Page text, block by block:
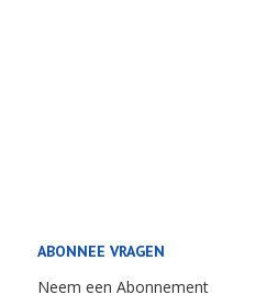
ABONNEE VRAGEN
Neem een Abonnement